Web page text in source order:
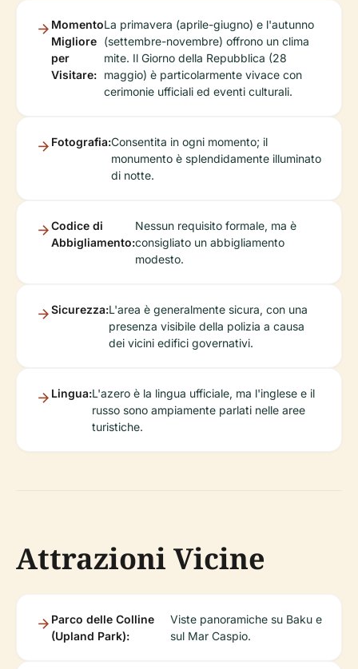
Momento
Migliore
per
Visitare:
La primavera (aprile-giugno) e l'autunno
(settembre-novembre) offrono un clima
mite. Il Giorno della Repubblica (28
maggio) è particolarmente vivace con
cerimonie ufficiali ed eventi culturali.
Fotografia:Consentita in ogni momento; il
monumento è splendidamente illuminato
di notte.
Codice di
Abbigliamento:
Nessun requisito formale, ma è
consigliato un abbigliamento
modesto.
Sicurezza:L'area è generalmente sicura, con una
presenza visibile della polizia a causa
dei vicini edifici governativi.
Lingua:L'azero è la lingua ufficiale, ma l'inglese e il
russo sono ampiamente parlati nelle aree
turistiche.
Attrazioni Vicine
Parco delle Colline
(Upland Park):
Viste panoramiche su Baku e
sul Mar Caspio.